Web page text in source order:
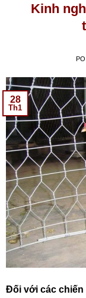
Kinh
28
Th1
Đối với các chiến